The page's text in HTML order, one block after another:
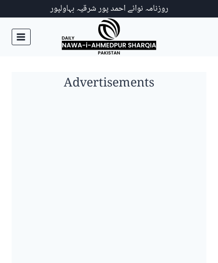
روزنامہ نوائے احمد پور شرقیہ بہاولپور
Advertisements